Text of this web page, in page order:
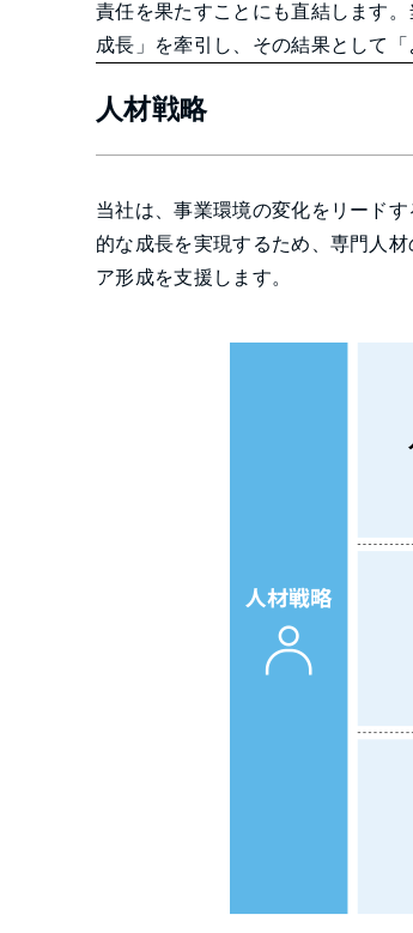
責任を果たすことにも直結します
成長」を牽引し、その結果として
人材戦略
当社は、事業環境の変化をリード
的な成長を実現するため、専門人
ア形成を支援します。